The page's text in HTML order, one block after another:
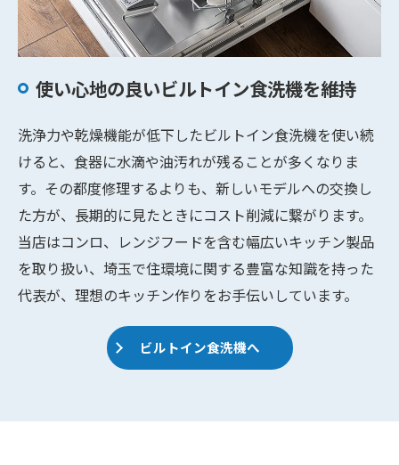
使い心地の良いビルトイン食洗機を維持
洗浄力や乾燥機能が低下したビルトイン食洗機を使い続
けると、食器に水滴や油汚れが残ることが多くなりま
す。その都度修理するよりも、新しいモデルへの交換し
た方が、長期的に見たときにコスト削減に繋がります。
当店はコンロ、レンジフードを含む幅広いキッチン製品
を取り扱い、埼玉で住環境に関する豊富な知識を持った
代表が、理想のキッチン作りをお手伝いしています。
ビルトイン食洗機へ